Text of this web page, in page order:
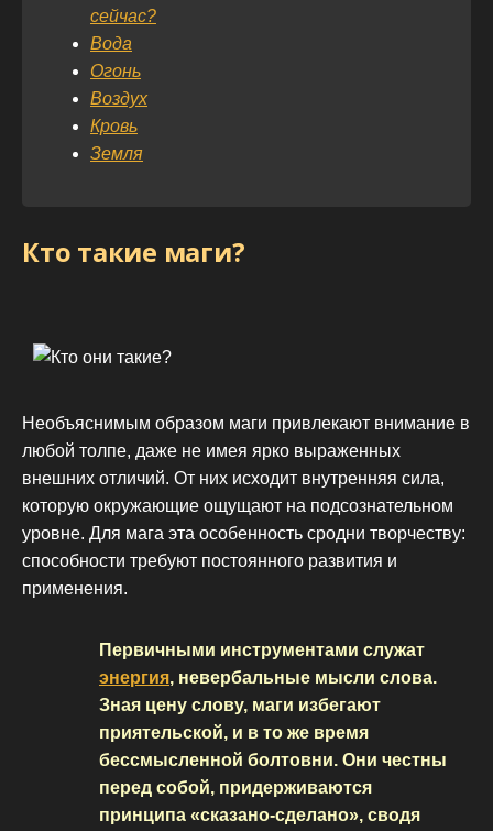
сейчас?
Вода
Огонь
Воздух
Кровь
Земля
Кто такие маги?
Необъяснимым образом маги привлекают внимание в
любой толпе, даже не имея ярко выраженных
внешних отличий. От них исходит внутренняя сила,
которую окружающие ощущают на подсознательном
уровне. Для мага эта особенность сродни творчеству:
способности требуют постоянного развития и
применения.
Первичными инструментами служат
энергия, невербальные мысли слова.
Зная цену слову, маги избегают
приятельской, и в то же время
бессмысленной болтовни. Они честны
перед собой, придерживаются
принципа «сказано-сделано», сводя